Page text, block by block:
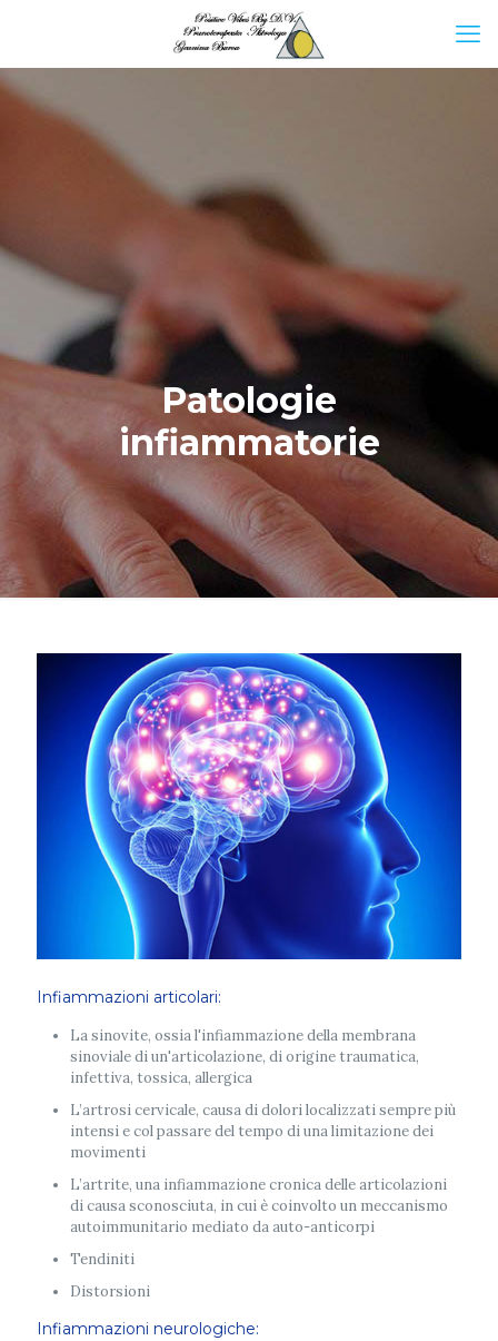
Patologie
infiammatorie
Infiammazioni articolari:
La sinovite, ossia l'infiammazione della membrana
sinoviale di un'articolazione, di origine traumatica,
infettiva, tossica, allergica
L’artrosi cervicale, causa di dolori localizzati sempre più
intensi e col passare del tempo di una limitazione dei
movimenti
L’artrite, una infiammazione cronica delle articolazioni
di causa sconosciuta, in cui è coinvolto un meccanismo
autoimmunitario mediato da auto-anticorpi
Tendiniti
Distorsioni
Infiammazioni neurologiche: